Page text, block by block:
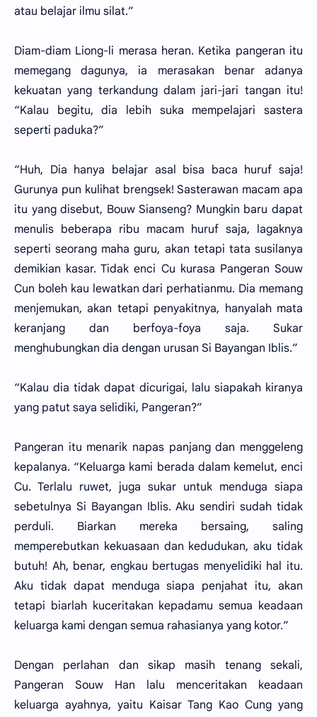
atau belajar ilmu silat.”
Diam-diam Liong-li merasa heran. Ketika pangeran itu
memegang dagunya, ia merasakan benar adanya
kekuatan yang terkandung dalam jari-jari tangan itu!
“Kalau begitu, dia lebih suka mempelajari sastera
seperti paduka?”
“Huh, Dia hanya belajar asal bisa baca huruf saja!
Gurunya pun kulihat brengsek! Sasterawan macam apa
itu yang disebut, Bouw Sianseng? Mungkin baru dapat
menulis beberapa ribu macam huruf saja, lagaknya
seperti seorang maha guru, akan tetapi tata susilanya
demikian kasar. Tidak enci Cu kurasa Pangeran Souw
Cun boleh kau lewatkan dari perhatianmu. Dia memang
menjemukan, akan tetapi penyakitnya, hanyalah mata
keranjang dan berfoya-foya saja. Sukar
menghubungkan dia dengan urusan Si Bayangan Iblis.”
“Kalau dia tidak dapat dicurigai, lalu siapakah kiranya
yang patut saya selidiki, Pangeran?”
Pangeran itu menarik napas panjang dan menggeleng
kepalanya. “Keluarga kami berada dalam kemelut, enci
Cu. Terlalu ruwet, juga sukar untuk menduga siapa
sebetulnya Si Bayangan Iblis. Aku sendiri sudah tidak
perduli. Biarkan mereka bersaing, saling
memperebutkan kekuasaan dan kedudukan, aku tidak
butuh! Ah, benar, engkau bertugas menyelidiki hal itu.
Aku tidak dapat menduga siapa penjahat itu, akan
tetapi biarlah kuceritakan kepadamu semua keadaan
keluarga kami dengan semua rahasianya yang kotor.”
Dengan perlahan dan sikap masih tenang sekali,
Pangeran Souw Han lalu menceritakan keadaan
keluarga ayahnya, yaitu Kaisar Tang Kao Cung yang